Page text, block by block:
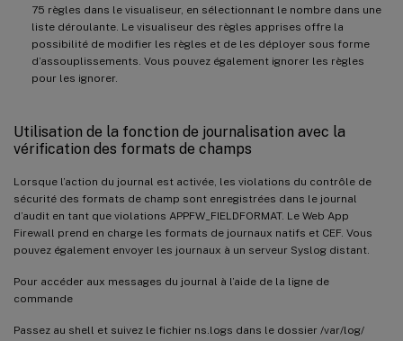
75 règles dans le visualiseur, en sélectionnant le nombre dans une
liste déroulante. Le visualiseur des règles apprises offre la
possibilité de modifier les règles et de les déployer sous forme
d’assouplissements. Vous pouvez également ignorer les règles
pour les ignorer.
Utilisation de la fonction de journalisation avec la
vérification des formats de champs
Lorsque l’action du journal est activée, les violations du contrôle de
sécurité des formats de champ sont enregistrées dans le journal
d’audit en tant que violations APPFW_FIELDFORMAT. Le Web App
Firewall prend en charge les formats de journaux natifs et CEF. Vous
pouvez également envoyer les journaux à un serveur Syslog distant.
Pour accéder aux messages du journal à l’aide de la ligne de
commande
Passez au shell et suivez le fichier ns.logs dans le dossier /var/log/